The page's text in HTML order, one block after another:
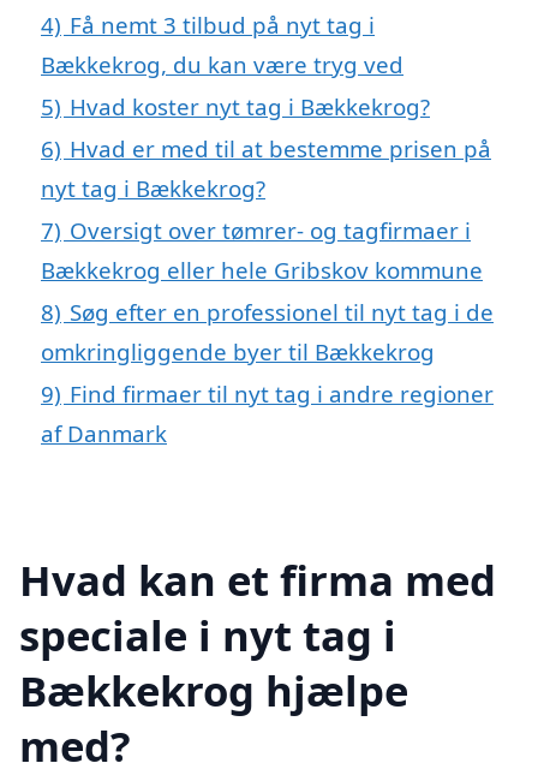
4) Få nemt 3 tilbud på nyt tag i
Bækkekrog, du kan være tryg ved
5) Hvad koster nyt tag i Bækkekrog?
6) Hvad er med til at bestemme prisen på
nyt tag i Bækkekrog?
7) Oversigt over tømrer- og tagfirmaer i
Bækkekrog eller hele Gribskov kommune
8) Søg efter en professionel til nyt tag i de
omkringliggende byer til Bækkekrog
9) Find firmaer til nyt tag i andre regioner
af Danmark
Hvad kan et firma med
speciale i nyt tag i
Bækkekrog hjælpe
med?